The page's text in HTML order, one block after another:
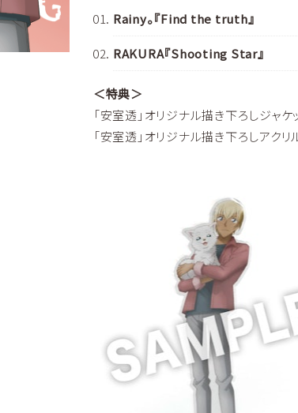
Rainy。『Find the truth』
RAKURA『Shooting Star』
＜特典＞
「安室透」オリジナル描き下ろしジャケ
「安室透」オリジナル描き下ろしアクリ